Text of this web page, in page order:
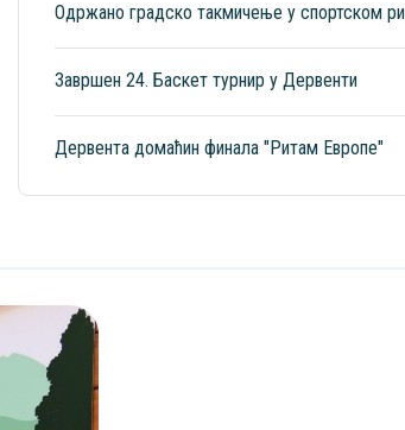
Одржано градско такмичење у спортском ри
Завршен 24. Баскет турнир у Дервенти
Дервента домаћин финала "Ритам Европе"